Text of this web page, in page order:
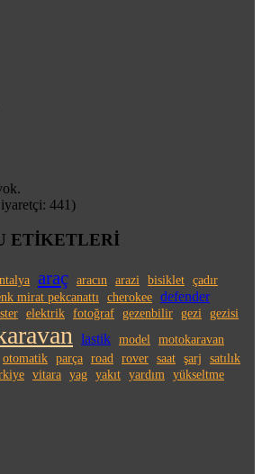
441)
ETİKETLERİ
araç aracın arazi bisiklet çadır
mirat pekcanattı cherokee defender
elektrik fotoğraf gezenbilir gezi
gezisi
lastik model motokaravan
otomatik parça road rover saat şarj
satılık
vitara yag yakıt yardım yükseltme